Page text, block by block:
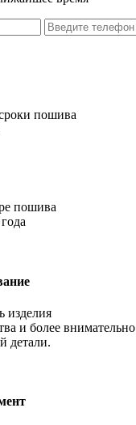
пошива
пошива
изделия
и более внимательно
детали.